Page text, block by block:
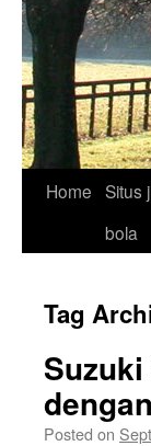
Home Situs
bola
Tag
Posted on